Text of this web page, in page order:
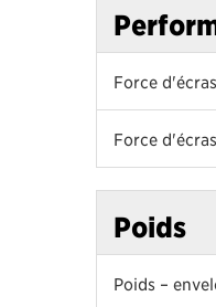
Force
Force
Poids
Poids –